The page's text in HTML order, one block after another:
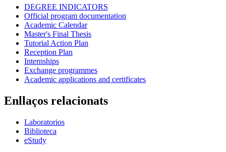
DEGREE INDICATORS
Official program documentation
Academic Calendar
Master's Final Thesis
Tutorial Action Plan
Reception Plan
Internships
Exchange programmes
Academic applications and certificates
Enllaços relacionats
Laboratorios
Biblioteca
eStudy